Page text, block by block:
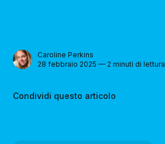
Caroline Perkins
28 febbraio 2025 — 2 minuti di lettura
Condividi questo articolo